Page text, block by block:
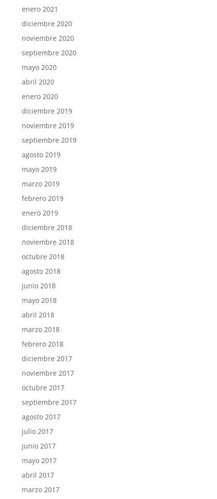
enero 2021
diciembre 2020
noviembre 2020
septiembre 2020
mayo 2020
abril 2020
enero 2020
diciembre 2019
noviembre 2019
septiembre 2019
agosto 2019
mayo 2019
marzo 2019
febrero 2019
enero 2019
diciembre 2018
noviembre 2018
octubre 2018
agosto 2018
junio 2018
mayo 2018
abril 2018
marzo 2018
febrero 2018
diciembre 2017
noviembre 2017
octubre 2017
septiembre 2017
agosto 2017
julio 2017
junio 2017
mayo 2017
abril 2017
marzo 2017